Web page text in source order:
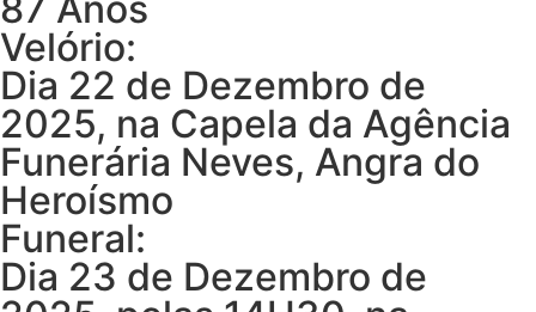
Velório:
Dia 22 de Dezembro de
2025, na Capela da Agência
Funerária Neves, Angra do
Heroísmo
Funeral:
Dia 23 de Dezembro de